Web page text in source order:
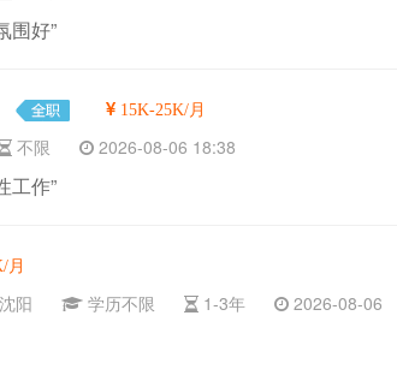
围好”
15K-25K/月
不限 2026-08-06 18:38
工作”
月
沈阳 学历不限 1-3年
2026-08-06